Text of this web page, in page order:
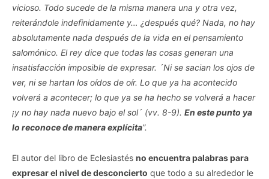
vicioso. Todo sucede de la misma manera una y otra vez,
reiterándole indefinidamente y… ¿después qué? Nada, no hay
absolutamente nada después de la vida en el pensamiento
salomónico. El rey dice que todas las cosas generan una
insatisfacción imposible de expresar. ´Ni se sacian los ojos de
ver, ni se hartan los oídos de oír. Lo que ya ha acontecido
volverá a acontecer; lo que ya se ha hecho se volverá a hacer
¡y no hay nada nuevo bajo el sol´ (vv. 8-9). En este punto ya
lo reconoce de manera explícita”.
El autor del libro de Eclesiastés no encuentra palabras para
expresar el nivel de desconcierto que todo a su alrededor le